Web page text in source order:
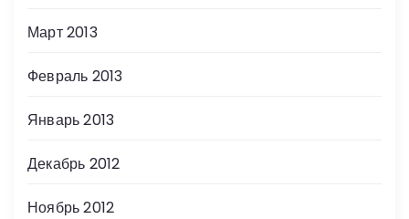
Март 2013
Февраль 2013
Январь 2013
Декабрь 2012
Ноябрь 2012